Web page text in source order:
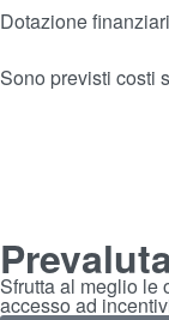
Dotazione
Sono previsti costi
Sfrutta al meglio le
accesso ad